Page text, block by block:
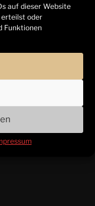
auf dieser Website
erteilst oder
Funktionen
2025 |